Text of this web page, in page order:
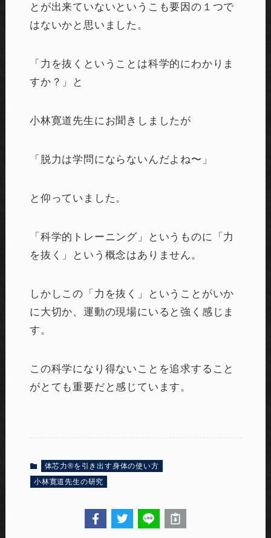
とが出来ていないというこも要因の１つで
はないかと思いました。
「力を抜くということは科学的にわかりま
すか？」と
小林寛道先生にお聞きしましたが
「脱力は学問にならないんだよね〜」
と仰っていました。
「科学的トレーニング」というものに「力
を抜く」という概念はありません。
しかしこの「力を抜く」ということがいか
に大切か、運動の現場にいると強く感じま
す。
この科学になり得ないことを追求すること
がとても重要だと感じています。
体芯力®︎を引き出す身体の使い方
小林寛道先生の研究